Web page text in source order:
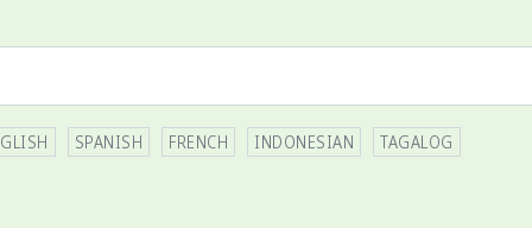
SPANISH FRENCH INDONESIAN TAGALOG